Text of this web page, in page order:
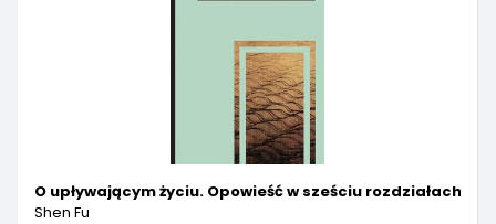
O upływającym życiu. Opowieść w sześciu rozdziałach
Shen Fu